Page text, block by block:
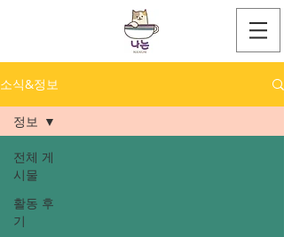
소식&정보
전체 게
시물
활동 후
기
정보